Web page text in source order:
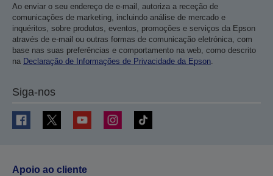
Ao enviar o seu endereço de e-mail, autoriza a receção de
comunicações de marketing, incluindo análise de mercado e
inquéritos, sobre produtos, eventos, promoções e serviços da Epson
através de e-mail ou outras formas de comunicação eletrónica, com
base nas suas preferências e comportamento na web, como descrito
na Declaração de Informações de Privacidade da Epson.
Siga-nos
Apoio ao cliente